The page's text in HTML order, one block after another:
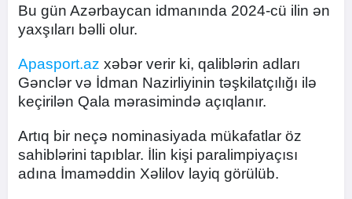
Bu gün Azərbaycan idmanında 2024-cü ilin ən
yaxşıları bəlli olur.
Apasport.az xəbər verir ki, qaliblərin adları
Gənclər və İdman Nazirliyinin təşkilatçılığı ilə
keçirilən Qala mərasimində açıqlanır.
Artıq bir neçə nominasiyada mükafatlar öz
sahiblərini tapıblar. İlin kişi paralimpiyaçısı
adına İmaməddin Xəlilov layiq görülüb.